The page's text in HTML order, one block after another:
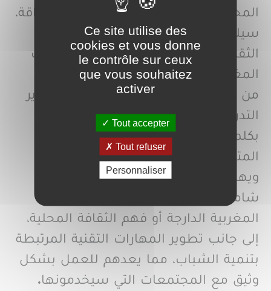
المحلية، والتزامهم بدعم السلام والصداقة،
سيلعبون دورًا كبيرًا في تعزيز الحوار بين
الثقافات والمساهمة في تطوير الشباب
المغربي.
من جهته افتتح عبد الرحمن بوحوت، مدير
التدريب لفيلق السلام المغرب، الحفل
بكلمة تهنئة أشاد فيها بتفاني ومثابرة
المتطوعين خلال فترة التدريب.
ويهدف هذا البرنامج إلى تقديم تأهيل
شامل سواء فيما يخص تعلم اللهجة
المغربية الدارجة أو فهم الثقافة المحلية،
إلى جانب تطوير المهارات التقنية المرتبطة
بتنمية الشباب، مما يعدهم للعمل بشكل
وثيق مع المجتمعات التي سيخدمونها.
Ce site utilise des
cookies et vous donne
le contrôle sur ceux
que vous souhaitez
activer
Tout accepter
Tout refuser
Personnaliser